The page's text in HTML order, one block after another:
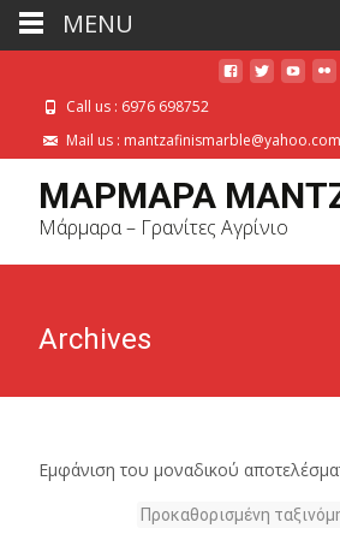
Call us : 6976 698752
Mail us : mantzafinismarble@yahoo.com
ΜΑΡΜΑΡΑ
Μάρμαρα – Γρανίτες Αγρίνιο
Archives
Εμφάνιση του μοναδικού
MENU